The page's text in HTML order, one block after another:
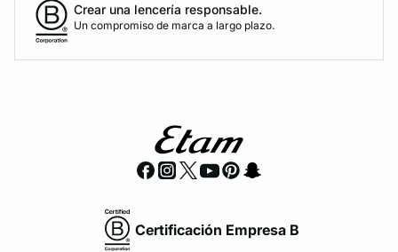
Crear una lencería responsable.
Un compromiso de marca a largo plazo.
Certificación Empresa B